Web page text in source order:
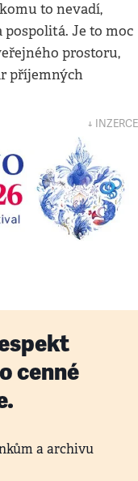
to nevadí,
pospolitá. Je to moc
prostoru,
příjemných
↓ INZERCE
cenné
a archivu